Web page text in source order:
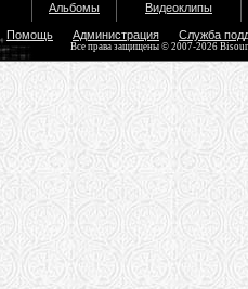
Альбомы Видеоклипы
Помощь Администрация Служба
Все права защищены © 2007-2026